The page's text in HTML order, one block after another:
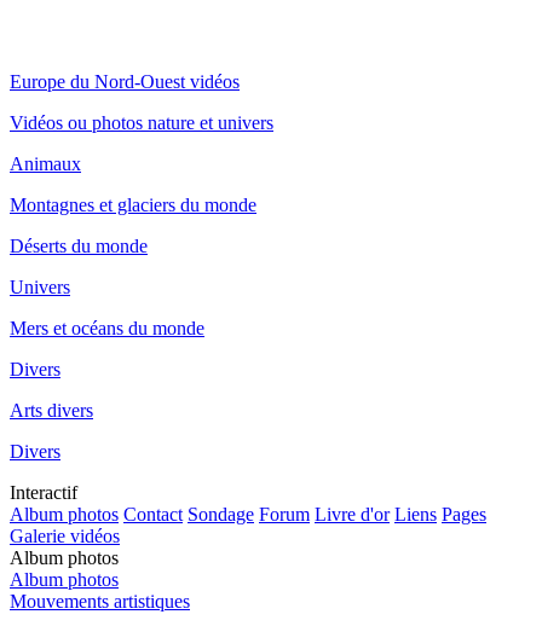
Europe du Nord-Ouest vidéos
Vidéos ou photos nature et univers
Animaux
Montagnes et glaciers du monde
Déserts du monde
Univers
Mers et océans du monde
Divers
Arts divers
Divers
Interactif
Album photos Contact Sondage Forum Livre d'or Liens Pages
Galerie vidéos
Album photos
Album photos
Mouvements artistiques